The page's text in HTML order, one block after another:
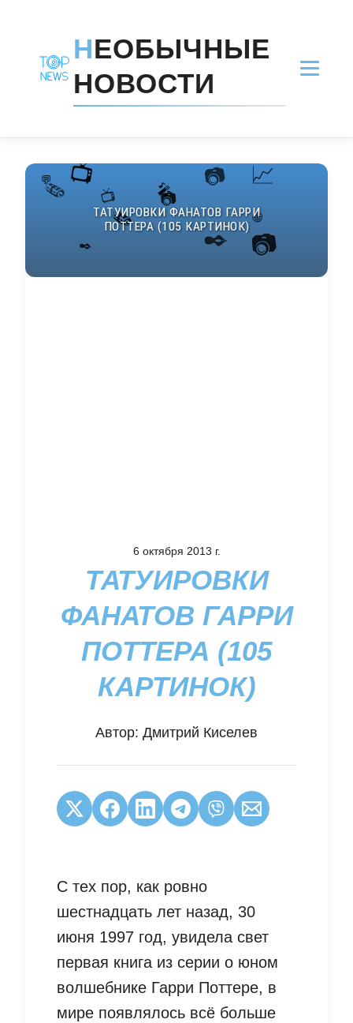
НЕОБЫЧНЫЕ
НОВОСТИ
6 октября 2013 г.
ТАТУИРОВКИ
ФАНАТОВ ГАРРИ
ПОТТЕРА (105
КАРТИНОК)
Автор: Дмитрий Киселев
С тех пор, как ровно
шестнадцать лет назад, 30
июня 1997 год, увидела свет
первая книга из серии о юном
волшебнике Гарри Поттере, в
мире появлялось всё больше